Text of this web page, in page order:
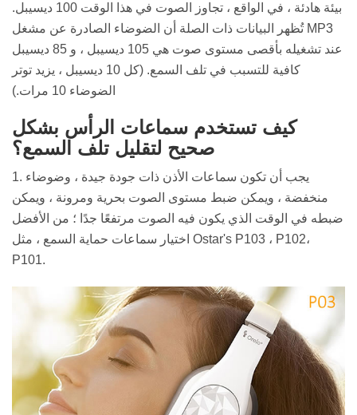
بيئة هادئة ، في الواقع ، تجاوز الصوت في هذا الوقت 100 ديسيبل.
تُظهر البيانات ذات الصلة أن الضوضاء الصادرة عن مشغل MP3
عند تشغيله بأقصى مستوى صوت هي 105 ديسيبل ، و 85 ديسيبل
كافية للتسبب في تلف السمع. (كل 10 ديسيبل ، يزيد توتر
الضوضاء 10 مرات.)
كيف تستخدم سماعات الرأس بشكل
صحيح لتقليل تلف السمع؟
1. يجب أن تكون سماعات الأذن ذات جودة جيدة ، وضوضاء
منخفضة ، ويمكن ضبط مستوى الصوت بحرية ومرونة ، ويمكن
ضبطه في الوقت الذي يكون فيه الصوت مرتفعًا جدًا ؛ من الأفضل
اختيار سماعات حماية السمع ، مثل Ostar's P103 ، P102،
P101.